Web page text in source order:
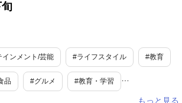
ンメント/芸能 #ライフスタイル #教育
品 #グルメ #教育・学習